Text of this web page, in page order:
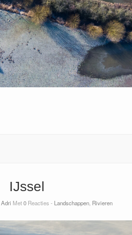
IJssel
Adri Met0Reacties - Landschappen, Rivieren